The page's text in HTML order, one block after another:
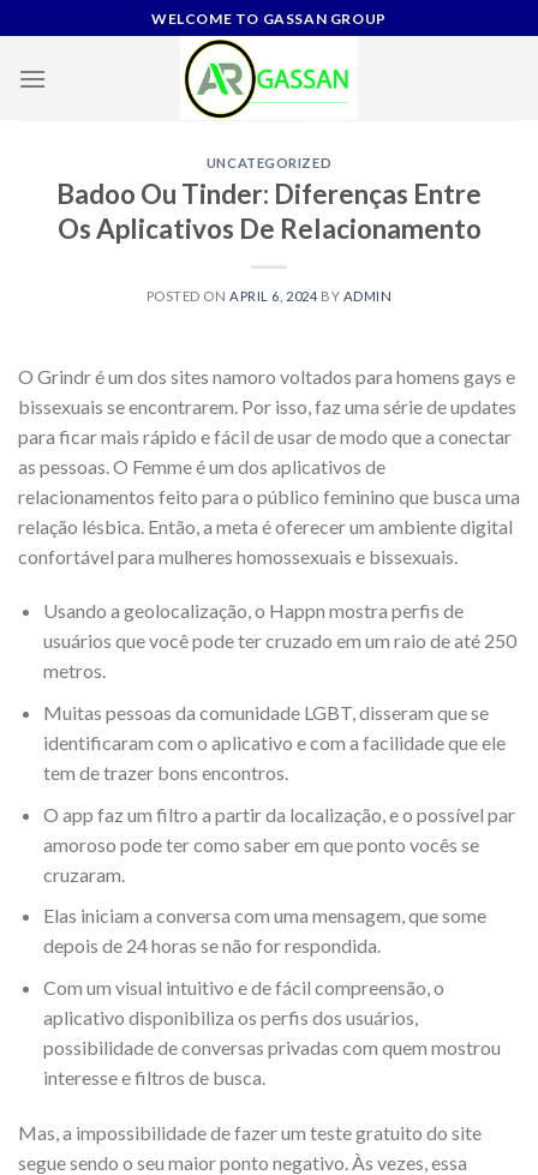
to
content
WELCOME TO GASSAN GROUP
UNCATEGORIZED
Badoo Ou Tinder: Diferenças Entre
Os Aplicativos De Relacionamento
POSTED ON APRIL 6, 2024 BY ADMIN
O Grindr é um dos sites namoro voltados para homens gays e
bissexuais se encontrarem. Por isso, faz uma série de updates
para ficar mais rápido e fácil de usar de modo que a conectar
as pessoas. O Femme é um dos aplicativos de
relacionamentos feito para o público feminino que busca uma
relação lésbica. Então, a meta é oferecer um ambiente digital
confortável para mulheres homossexuais e bissexuais.
Usando a geolocalização, o Happn mostra perfis de
usuários que você pode ter cruzado em um raio de até 250
metros.
Muitas pessoas da comunidade LGBT, disseram que se
identificaram com o aplicativo e com a facilidade que ele
tem de trazer bons encontros.
O app faz um filtro a partir da localização, e o possível par
amoroso pode ter como saber em que ponto vocês se
cruzaram.
Elas iniciam a conversa com uma mensagem, que some
depois de 24 horas se não for respondida.
Com um visual intuitivo e de fácil compreensão, o
aplicativo disponibiliza os perfis dos usuários,
possibilidade de conversas privadas com quem mostrou
interesse e filtros de busca.
Mas, a impossibilidade de fazer um teste gratuito do site
segue sendo o seu maior ponto negativo. Às vezes, essa